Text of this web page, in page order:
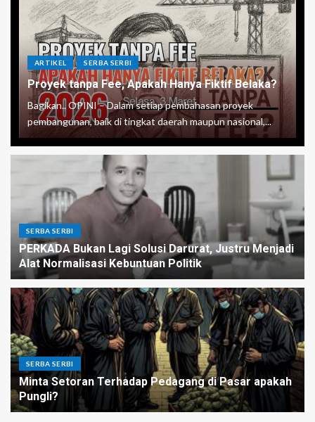
ARTIKEL SERBA SERBI
Proyek tanpa Fee, Apakah Hanya Fiktif Belaka?
Bagikan.. OPINI – Dalam setiap pembahasan proyek
pembangunan, baik di tingkat daerah maupun nasional,...
SERBA SERBI
PERKADA Bukan Lagi Solusi Darurat, Justru Menjadi
Alat Normalisasi Kebuntuan Politik
SERBA SERBI
Minta Setoran Terhadap Pedagang di Pasar apakah
Pungli?